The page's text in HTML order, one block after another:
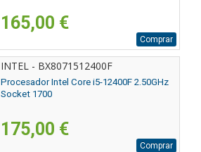
165,00 €
Comprar
INTEL - BX8071512400F
Procesador Intel Core i5-12400F 2.50GHz
Socket 1700
175,00 €
Comprar